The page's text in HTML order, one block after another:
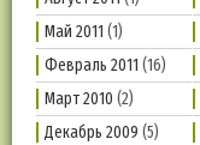
Май 2011 (1)
Февраль 2011 (16)
Март 2010 (2)
Декабрь 2009 (5)